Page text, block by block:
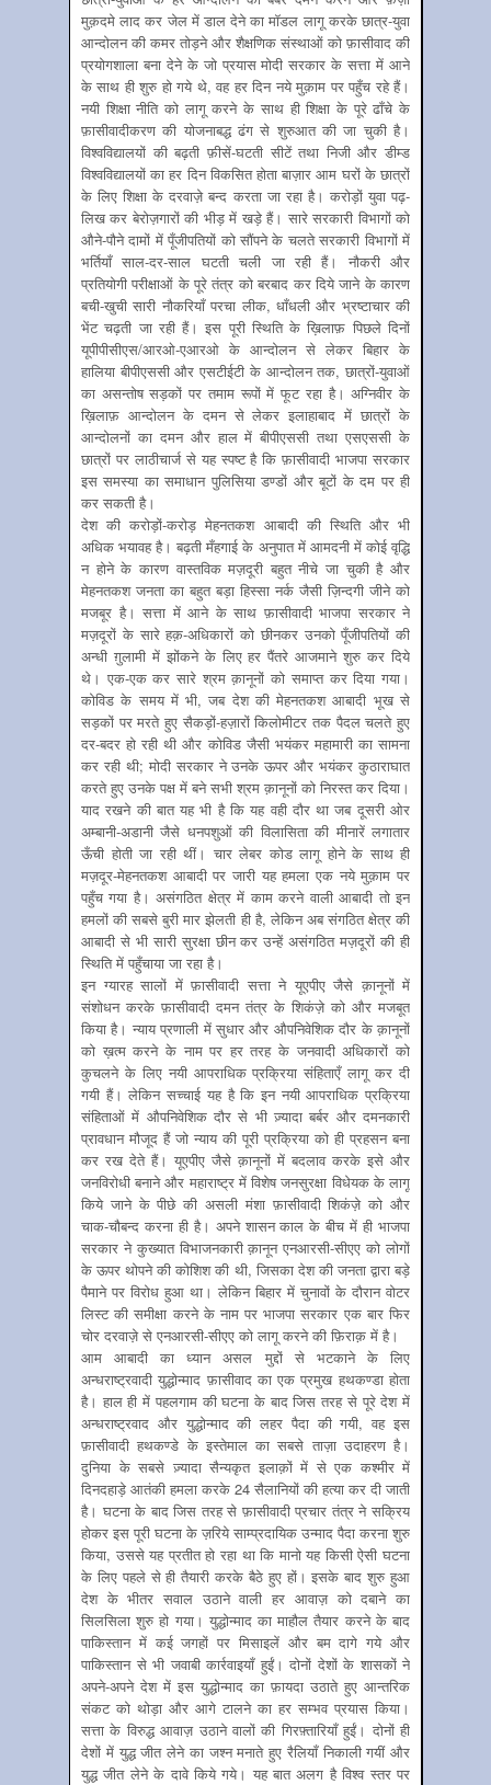
मुक़दमे लाद कर जेल में डाल देने का मॉडल लागू करके छात्र-युवा
आन्दोलन की कमर तोड़ने और शैक्षणिक संस्थाओं को फ़ासीवाद की
प्रयोगशाला बना देने के जो प्रयास मोदी सरकार के सत्ता में आने
के साथ ही शुरु हो गये थे, वह हर दिन नये मुक़ाम पर पहुँच रहे हैं।
नयी शिक्षा नीति को लागू करने के साथ ही शिक्षा के पूरे ढाँचे के
फ़ासीवादीकरण की योजनाबद्ध ढंग से शुरुआत की जा चुकी है।
विश्वविद्यालयों की बढ़ती फ़ीसें-घटती सीटें तथा निजी और डीम्ड
विश्वविद्यालयों का हर दिन विकसित होता बाज़ार आम घरों के छात्रों
के लिए शिक्षा के दरवाज़े बन्द करता जा रहा है। करोड़ों युवा पढ़-
लिख कर बेरोज़गारों की भीड़ में खड़े हैं। सारे सरकारी विभागों को
औने-पौने दामों में पूँजीपतियों को सौंपने के चलते सरकारी विभागों में
भर्तियाँ साल-दर-साल घटती चली जा रही हैं। नौकरी और
प्रतियोगी परीक्षाओं के पूरे तंत्र को बरबाद कर दिये जाने के कारण
बची-खुची सारी नौकरियाँ परचा लीक, धाँधली और भ्रष्टाचार की
भेंट चढ़ती जा रही हैं। इस पूरी स्थिति के ख़िलाफ़ पिछले दिनों
यूपीपीसीएस/आरओ-एआरओ के आन्दोलन से लेकर बिहार के
हालिया बीपीएससी और एसटीईटी के आन्दोलन तक, छात्रों-युवाओं
का असन्तोष सड़कों पर तमाम रूपों में फूट रहा है। अग्निवीर के
ख़िलाफ़ आन्दोलन के दमन से लेकर इलाहाबाद में छात्रों के
आन्दोलनों का दमन और हाल में बीपीएससी तथा एसएससी के
छात्रों पर लाठीचार्ज से यह स्पष्ट है कि फ़ासीवादी भाजपा सरकार
इस समस्या का समाधान पुलिसिया डण्डों और बूटों के दम पर ही
कर सकती है।
देश की करोड़ों-करोड़ मेहनतकश आबादी की स्थिति और भी
अधिक भयावह है। बढ़ती मँहगाई के अनुपात में आमदनी में कोई वृद्धि
न होने के कारण वास्तविक मज़दूरी बहुत नीचे जा चुकी है और
मेहनतकश जनता का बहुत बड़ा हिस्सा नर्क जैसी ज़िन्दगी जीने को
मजबूर है। सत्ता में आने के साथ फ़ासीवादी भाजपा सरकार ने
मज़दूरों के सारे हक़-अधिकारों को छीनकर उनको पूँजीपतियों की
अन्धी ग़ुलामी में झोंकने के लिए हर पैंतरे आजमाने शुरु कर दिये
थे। एक-एक कर सारे श्रम क़ानूनों को समाप्त कर दिया गया।
कोविड के समय में भी, जब देश की मेहनतकश आबादी भूख से
सड़कों पर मरते हुए सैकड़ों-हज़ारों किलोमीटर तक पैदल चलते हुए
दर-बदर हो रही थी और कोविड जैसी भयंकर महामारी का सामना
कर रही थी; मोदी सरकार ने उनके ऊपर और भयंकर कुठाराघात
करते हुए उनके पक्ष में बने सभी श्रम क़ानूनों को निरस्त कर दिया।
याद रखने की बात यह भी है कि यह वही दौर था जब दूसरी ओर
अम्बानी-अडानी जैसे धनपशुओं की विलासिता की मीनारें लगातार
ऊँची होती जा रही थीं। चार लेबर कोड लागू होने के साथ ही
मज़दूर-मेहनतकश आबादी पर जारी यह हमला एक नये मुक़ाम पर
पहुँच गया है। असंगठित क्षेत्र में काम करने वाली आबादी तो इन
हमलों की सबसे बुरी मार झेलती ही है, लेकिन अब संगठित क्षेत्र की
आबादी से भी सारी सुरक्षा छीन कर उन्हें असंगठित मज़दूरों की ही
स्थिति में पहुँचाया जा रहा है।
इन ग्यारह सालों में फ़ासीवादी सत्ता ने यूएपीए जैसे क़ानूनों में
संशोधन करके फ़ासीवादी दमन तंत्र के शिकंज़े को और मजबूत
किया है। न्याय प्रणाली में सुधार और औपनिवेशिक दौर के क़ानूनों
को ख़त्म करने के नाम पर हर तरह के जनवादी अधिकारों को
कुचलने के लिए नयी आपराधिक प्रक्रिया संहिताएँ लागू कर दी
गयी हैं। लेकिन सच्चाई यह है कि इन नयी आपराधिक प्रक्रिया
संहिताओं में औपनिवेशिक दौर से भी ज़्यादा बर्बर और दमनकारी
प्रावधान मौजूद हैं जो न्याय की पूरी प्रक्रिया को ही प्रहसन बना
कर रख देते हैं। यूएपीए जैसे क़ानूनों में बदलाव करके इसे और
जनविरोधी बनाने और महाराष्ट्र में विशेष जनसुरक्षा विधेयक के लागू
किये जाने के पीछे की असली मंशा फ़ासीवादी शिकंज़े को और
चाक-चौबन्द करना ही है। अपने शासन काल के बीच में ही भाजपा
सरकार ने कुख्यात विभाजनकारी क़ानून एनआरसी-सीएए को लोगों
के ऊपर थोपने की कोशिश की थी, जिसका देश की जनता द्वारा बड़े
पैमाने पर विरोध हुआ था। लेकिन बिहार में चुनावों के दौरान वोटर
लिस्ट की समीक्षा करने के नाम पर भाजपा सरकार एक बार फिर
चोर दरवाज़े से एनआरसी-सीएए को लागू करने की फ़िराक़ में है।
आम आबादी का ध्यान असल मुद्दों से भटकाने के लिए
अन्धराष्ट्रवादी युद्धोन्माद फ़ासीवाद का एक प्रमुख हथकण्डा होता
है। हाल ही में पहलगाम की घटना के बाद जिस तरह से पूरे देश में
अन्धराष्ट्रवाद और युद्धोन्माद की लहर पैदा की गयी, वह इस
फ़ासीवादी हथकण्डे के इस्तेमाल का सबसे ताज़ा उदाहरण है।
दुनिया के सबसे ज़्यादा सैन्यकृत इलाक़ों में से एक कश्मीर में
दिनदहाड़े आतंकी हमला करके 24 सैलानियों की हत्या कर दी जाती
है। घटना के बाद जिस तरह से फ़ासीवादी प्रचार तंत्र ने सक्रिय
होकर इस पूरी घटना के ज़रिये साम्प्रदायिक उन्माद पैदा करना शुरु
किया, उससे यह प्रतीत हो रहा था कि मानो यह किसी ऐसी घटना
के लिए पहले से ही तैयारी करके बैठे हुए हों। इसके बाद शुरु हुआ
देश के भीतर सवाल उठाने वाली हर आवाज़ को दबाने का
सिलसिला शुरु हो गया। युद्धोन्माद का माहौल तैयार करने के बाद
पाकिस्तान में कई जगहों पर मिसाइलें और बम दागे गये और
पाकिस्तान से भी जवाबी कार्रवाइयाँ हुईं। दोनों देशों के शासकों ने
अपने-अपने देश में इस युद्धोन्माद का फ़ायदा उठाते हुए आन्तरिक
संकट को थोड़ा और आगे टालने का हर सम्भव प्रयास किया।
सत्ता के विरुद्ध आवाज़ उठाने वालों की गिरफ़्तारियाँ हुईं। दोनों ही
देशों में युद्ध जीत लेने का जश्न मनाते हुए रैलियाँ निकाली गयीं और
युद्ध जीत लेने के दावे किये गये। यह बात अलग है विश्व स्तर पर